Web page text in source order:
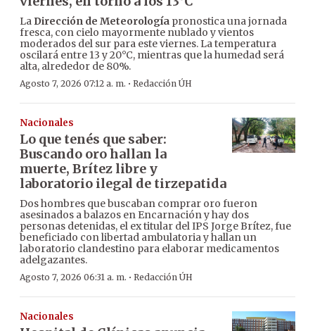
La Dirección de Meteorología pronostica una jornada
fresca, con cielo mayormente nublado y vientos
moderados del sur para este viernes. La temperatura
oscilará entre 13 y 20°C, mientras que la humedad será
alta, alrededor de 80%.
Agosto 7, 2026 07:12 a. m. · Redacción ÚH
Nacionales
Lo que tenés que saber:
Buscando oro hallan la
muerte, Brítez libre y
laboratorio ilegal de tirzepatida
Dos hombres que buscaban comprar oro fueron
asesinados a balazos en Encarnación y hay dos
personas detenidas, el ex titular del IPS Jorge Brítez, fue
beneficiado con libertad ambulatoria y hallan un
laboratorio clandestino para elaborar medicamentos
adelgazantes.
Agosto 7, 2026 06:31 a. m. · Redacción ÚH
Nacionales